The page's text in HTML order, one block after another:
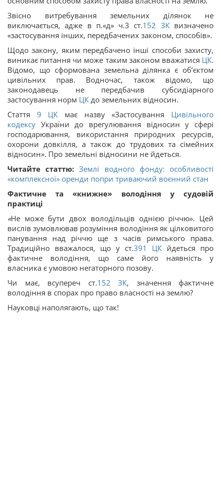
Звісно витребування земельних ділянок не
виключається, адже в п.«д» ч.3 ст.152 ЗКвизначено
«застосування інших, передбачених законом, способів».
Щодо закону, яким передбачено інші способи захисту,
виникає питання чи може таким законом вважатися ЦК.
Відомо, що сформована земельна ділянка є об’єктом
цивільних прав. Водночас, також відомо, що
законодавець не передбачив субсидіарного
застосування норм ЦК до земельних відносин.
Стаття 9 ЦК має назву «Застосування Цивільного
кодексу України до врегулювання відносин у сфері
господарювання, використання природних ресурсів,
охорони довкілля, а також до трудових та сімейних
відносин». Про земельні відносини не йдеться.
Читайте статтю:Землі водного фонду: особливості
«комплексної» оренди попри триваючий воєнний стан
Фактичне та «книжне» володіння у судовій
практиці
«Не може бути двох володільців однією річчю». Цей
вислів зумовлював розуміння володіння як цілковитого
панування над річчю ще з часів римського права.
Традиційно вважалося, що у ст.391 ЦК йдеться про
фактичне володіння, що саме його наявність у
власника є умовою негаторного позову.
Чи має, всупереч ст.152 ЗК, значення фактичне
володіння в спорах про право власності на землю?
Науковці наполягають, що так!